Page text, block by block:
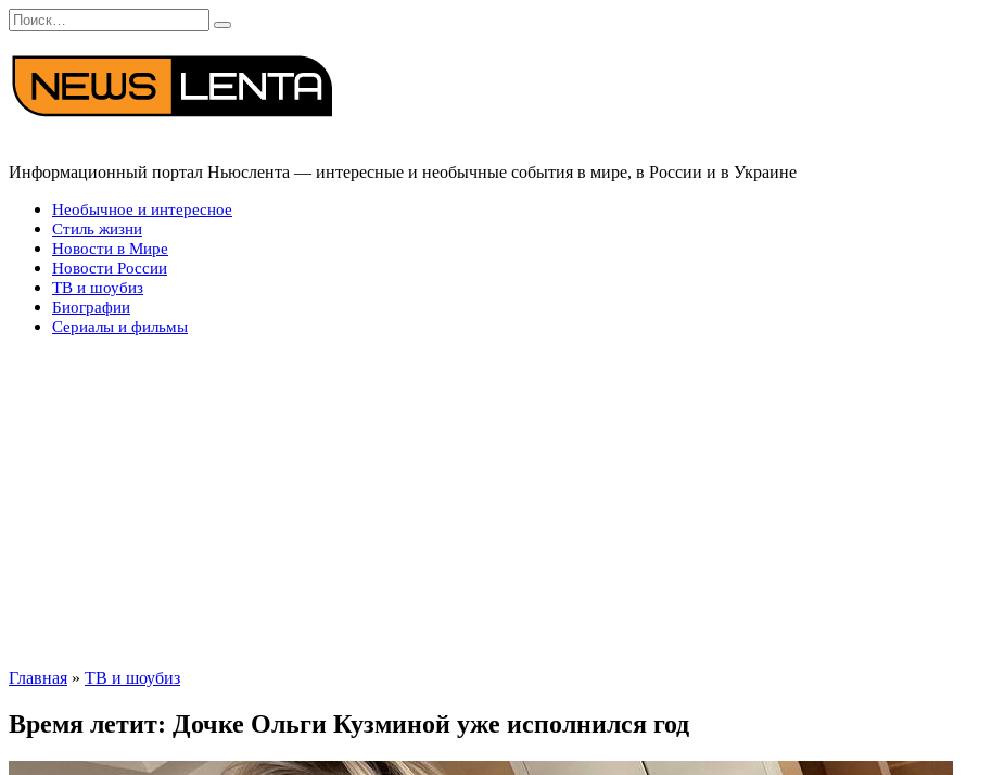
Перейти
к
содержанию
Search
for:
Информационный портал Ньюслента — интересные и необычные события в мире, в России и в Украине
Необычное и интересное
Стиль жизни
Новости в Мире
Новости России
ТВ и шоубиз
Биографии
Сериалы и фильмы
Главная » ТВ и шоубиз
Время летит: Дочке Ольги Кузминой уже исполнился год